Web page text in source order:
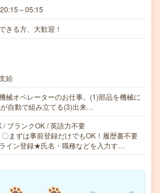
～05:15
きる方、大歓迎！
給
械オペレーターのお仕事。(1)部品を機械に
自動で組み立てる(3)出来…
/ ブランクOK / 英語力不要
まずは事前登録だけでもOK！履歴書不要
イン登録★氏名・職種などを入力す…